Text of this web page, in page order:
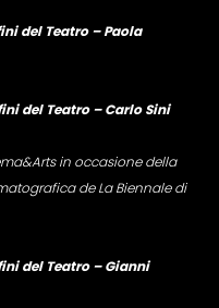
del Teatro – Paola
del Teatro – Carlo Sini
in occasione della
de La Biennale di
del Teatro – Gianni